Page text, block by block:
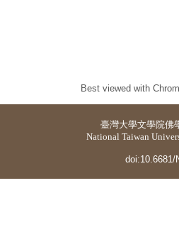
Best viewed with
臺灣大學文學院佛
National Taiwan
doi:10.6681/